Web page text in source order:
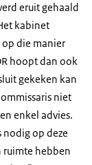
eruit gehaald
kabinet
op die manier
hoopt dan ook
gekeken kan
niet
enkel advies.
nodig op deze
hebben